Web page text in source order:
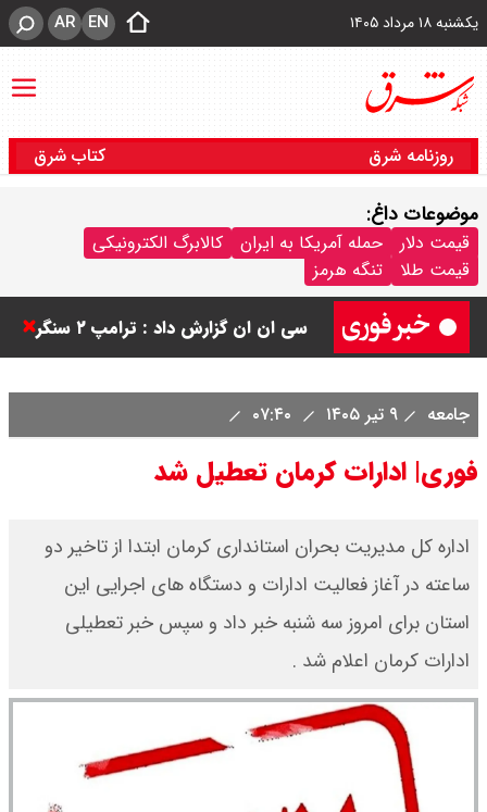
یکشنبه ۱۸ مرداد ۱۴۰۵ EN
AR
روزنامه شرق کتاب شرق
موضوعات داغ:
قیمت دلار حمله آمریکا به ایران
کالابرگ الکترونیکی
قیمت طلا
تنگه هرمز
ورزشگاه آزادی به نیم فصل اول لیگ
برتر می رسد ؟
سی ان ان گزارش داد : ترامپ ۲ سنگر
دهد؟
بنزین برای دولت چقدر تمام می شود؟
درصد افزایش می دهند
رهبر انقلاب با مسعود پزشکیان دیدار
اقتصادی با طرفهای خارجی گفتگو شد
جامعه ۹ تیر ۱۴۰۵
فوری| ادارات کرمان تعطیل شد
اداره کل مدیریت بحران استانداری کرمان ابتدا از تاخیر دو
ساعته در آغاز فعالیت ادارات و دستگاه های اجرایی این
استان برای امروز سه شنبه خبر داد و سپس خبر تعطیلی
ادارات کرمان اعلام شد .